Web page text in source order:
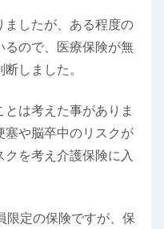
ましたが、ある程度の
るので、医療保険が無
しました。
は考えた事がありま
塞や脳卒中のリスクが
を考え介護保険に入
限定の保険ですが、保